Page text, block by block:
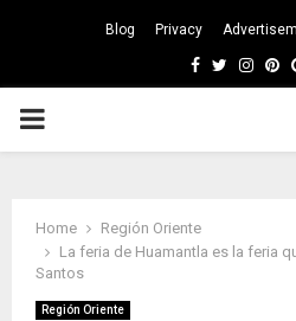
Blog Privacy
Facebook
Twitter
PRIMARY
Home
Región Oriente
La feria de Huamantla es la feria
Santos
Región Oriente